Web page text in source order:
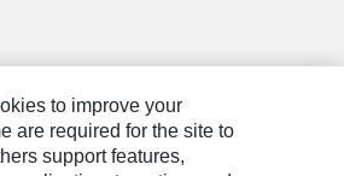
to improve your
are required for the site to
support features,